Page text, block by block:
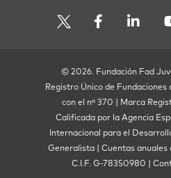
© 2026. Fundación Fad
Registro Único de
con el nº 370 | Marca
Calificada por la Agencia
Internacional para el
Generalista | Cuentas anuales
C.I.F. G-78350980 |